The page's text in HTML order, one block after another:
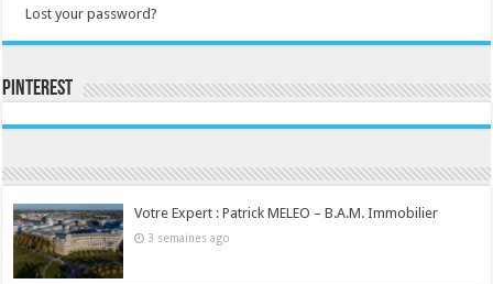
Lost your password?
Pinterest
Votre Expert : Patrick MELEO – B.A.M. Immobilier
3 semaines ago